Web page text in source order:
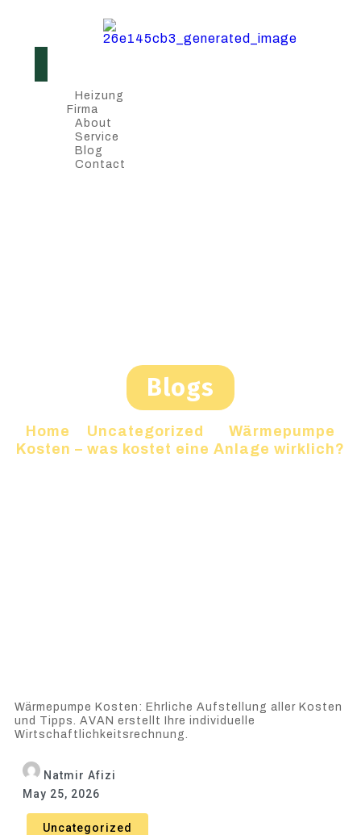
Heizung
Firma
About
Service
Blog
Contact
Blogs
Home Uncategorized
Wärmepumpe
Kosten – was kostet eine Anlage wirklich?
Wärmepumpe Kosten: Ehrliche Aufstellung aller Kosten
und Tipps. AVAN erstellt Ihre individuelle
Wirtschaftlichkeitsrechnung.
Natmir Afizi
May 25, 2026
Uncategorized